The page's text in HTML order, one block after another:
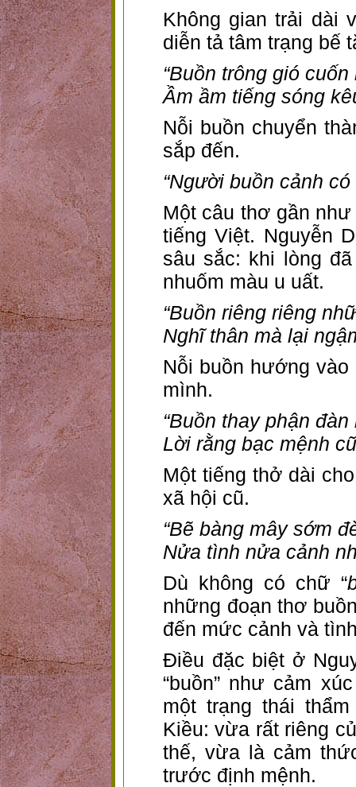
Không gian trải dài
diễn tả tâm trạng bế
“Buồn trông gió
Ầm ầm tiếng sóng
Nỗi buồn chuyển
sắp đến.
“Người buồn cảnh
Một câu thơ gần
tiếng Việt. Nguyễn
sâu sắc: khi lòng
nhuốm màu u uất.
“Buồn riêng riêng
Nghĩ thân mà lại
Nỗi buồn hướng
mình.
“Buồn thay phận đàn
Lời rằng bạc mệnh
Một tiếng thở dài
xã hội cũ.
“Bẽ bàng mây sớm
Nửa tình nửa cảnh
Dù không có chữ “
những đoạn thơ
đến mức cảnh và
Điều đặc biệt ở
“buồn” như cảm
một trạng thái
Kiều: vừa rất riêng
thế, vừa là cảm
trước định mệnh.